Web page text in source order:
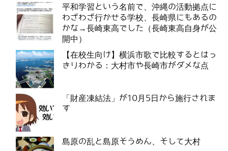
平和学習という名前で、沖縄の活動拠点に
わざわざ行かせる学校、長崎県にもあるの
かな→長崎東高でした（長崎東高自身が公
開中）
【在校生向け】横浜市歌で比較するとはっ
きりわかる：大村市や長崎市がダメな点
「財産凍結法」が10月5日から施行されま
す
島原の乱と島原そうめん、そして大村